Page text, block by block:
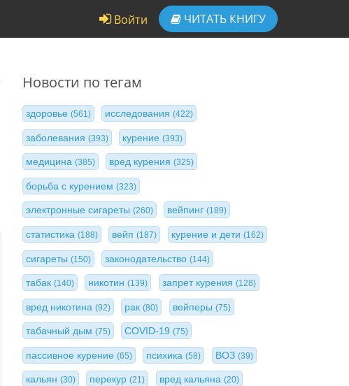
Войти ЧИТАТЬ КНИГУ
Новости по тегам
здоровье (561) исследования(422)
заболевания (393) курение(393)
медицина (385) вред курения(325)
борьба с курением (323)
электронные сигареты (260) вейпинг(189)
статистика (188) вейп(187) курение и дети (162)
сигареты (150) законодательство(144)
табак (140) никотин(139) запрет курения (128)
вред никотина (92) рак(80) вейперы (75)
табачный дым (75) COVID-19(75)
пассивное курение (65) психика(58) ВОЗ (39)
кальян (30) перекур(21) вред кальяна (20)